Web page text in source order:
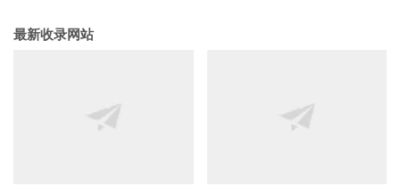
最新收录网站